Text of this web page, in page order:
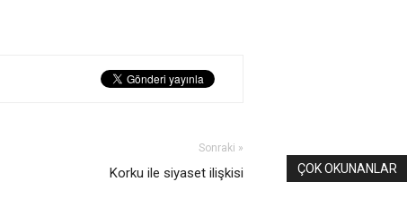
Sonraki »
Korku ile siyaset ilişkisi ÇOK OKUNANLAR